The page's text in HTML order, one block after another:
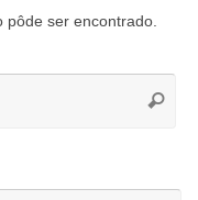
pôde ser encontrado.